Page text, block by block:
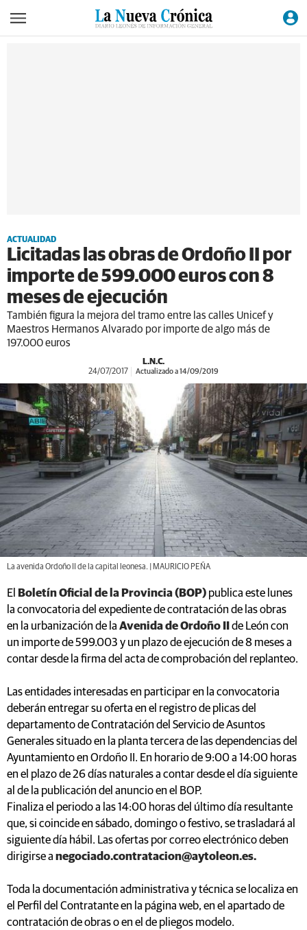
ACTUALIDAD
Licitadas las obras de Ordoño II por
importe de 599.000 euros con 8
meses de ejecución
También figura la mejora del tramo entre las calles Unicef y
Maestros Hermanos Alvarado por importe de algo más de
197.000 euros
L.N.C.
24/07/2017 Actualizado a 14/09/2019
La avenida Ordoño II de la capital leonesa. | MAURICIO PEÑA
El Boletín Oficial de la Provincia (BOP) publica este lunes
la convocatoria del expediente de contratación de las obras
en la urbanización de la Avenida de Ordoño II
de León con
un importe de 599.003 y un plazo de ejecución de 8 meses a
contar desde la firma del acta de comprobación del replanteo.
Las entidades interesadas en participar en la convocatoria
deberán entregar su oferta en el registro de plicas del
departamento de Contratación del Servicio de Asuntos
Generales situado en la planta tercera de las dependencias del
Ayuntamiento en Ordoño II. En horario de 9:00 a 14:00 horas
en el plazo de 26 días naturales a contar desde el día siguiente
al de la publicación del anuncio en el BOP.
Finaliza el periodo a las 14:00 horas del último día resultante
que, si coincide en sábado, domingo o festivo, se trasladará al
siguiente día hábil. Las ofertas por correo electrónico deben
dirigirse a negociado.contratacion@aytoleon.es.
Toda la documentación administrativa y técnica se localiza en
el Perfil del Contratante en la página web, en el apartado de
contratación de obras o en el de pliegos modelo.